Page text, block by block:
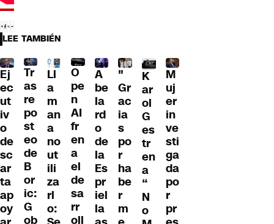
LEE TAMBIÉN
Ej
ec
ut
iv
o
de
sc
ar
ta
ap
oy
Tr
as
re
po
st
eo
de
B
or
ic:
G
ob
Ll
a
m
an
a
no
ut
ili
za
rl
o:
O
pe
n
AI
fr
en
a
el
de
sa
rr
oll
A
be
la
rd
o
de
la
Es
pr
iel
la
"
Gr
ac
ia
s
po
r
ha
be
r
m
K
ar
ol
G
es
tr
en
a
“
N
o
M
uj
er
in
ve
sti
ga
da
po
r
pr